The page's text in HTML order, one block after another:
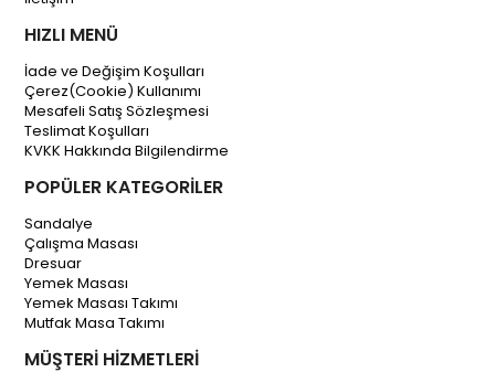
HIZLI MENÜ
İade ve Değişim Koşulları
Çerez(Cookie) Kullanımı
Mesafeli Satış Sözleşmesi
Teslimat Koşulları
KVKK Hakkında Bilgilendirme
POPÜLER KATEGORİLER
Sandalye
Çalışma Masası
Dresuar
Yemek Masası
Yemek Masası Takımı
Mutfak Masa Takımı
MÜŞTERİ HİZMETLERİ